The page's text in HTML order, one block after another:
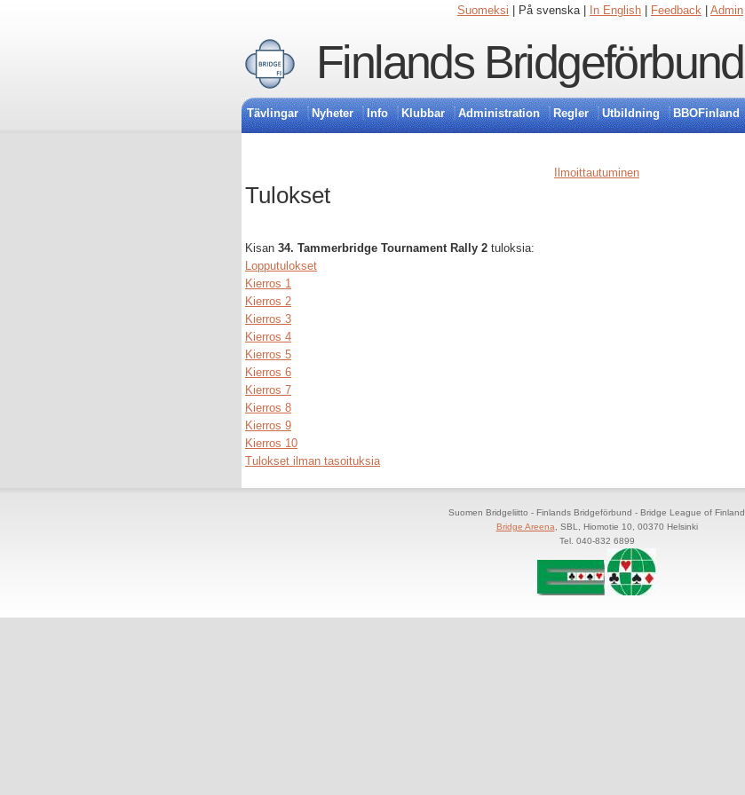
Suomeksi | På svenska | In English Feedback Admin
Finlands Bridgeförbund
Tävlingar Nyheter Info Klubbar Administration Regler Utbildning BBOFinland
Ilmoittautuminen
Tulokset
Kisan 34. Tammerbridge Tournament Rally 2 tuloksia:
Lopputulokset
Kierros 1
Kierros 2
Kierros 3
Kierros 4
Kierros 5
Kierros 6
Kierros 7
Kierros 8
Kierros 9
Kierros 10
Tulokset ilman tasoituksia
Suomen Bridgeliitto - Finlands Bridgeförbund - Bridge League of Finland
Bridge Areena , SBL, Hiomotie 10, 00370 Helsinki
Tel. 040-832 6899